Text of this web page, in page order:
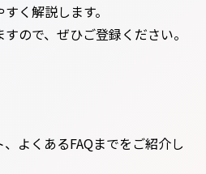
く解説します。
ので、ぜひご登録ください。
よくあるFAQまでをご紹介し